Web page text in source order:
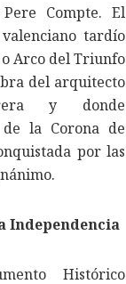
Compte. El
tardío
Arco del Triunfo
del arquitecto
y donde
la Corona de
por las
Independencia
Histórico